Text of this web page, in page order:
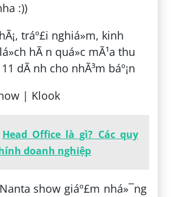
:))
| Klook
Head Office là gì? Các quy
doanh nghiệp
show giáº£m nhá»¯ng